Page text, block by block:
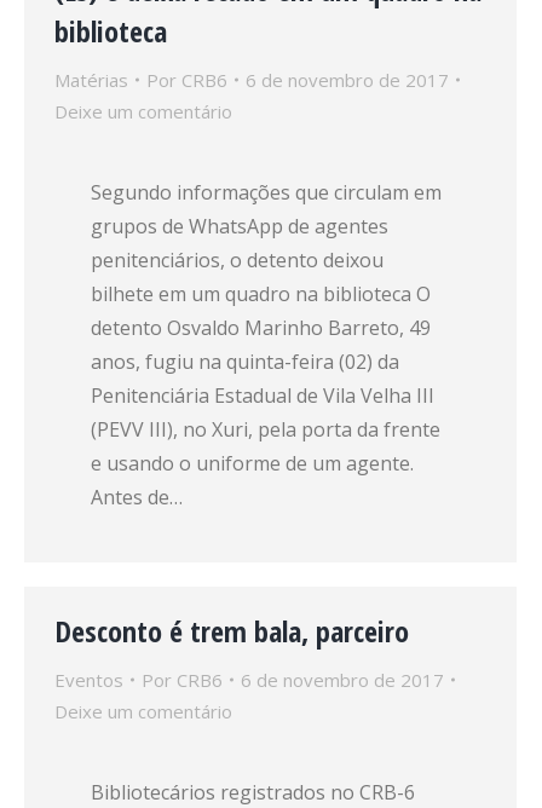
biblioteca
Matérias Por CRB6
6 de novembro de 2017
Deixe um comentário
Segundo informações que circulam em
grupos de WhatsApp de agentes
penitenciários, o detento deixou
bilhete em um quadro na biblioteca O
detento Osvaldo Marinho Barreto, 49
anos, fugiu na quinta-feira (02) da
Penitenciária Estadual de Vila Velha III
(PEVV III), no Xuri, pela porta da frente
e usando o uniforme de um agente.
Antes de…
Desconto é trem bala, parceiro
Eventos Por CRB6
6 de novembro de 2017
Deixe um comentário
Bibliotecários registrados no CRB-6